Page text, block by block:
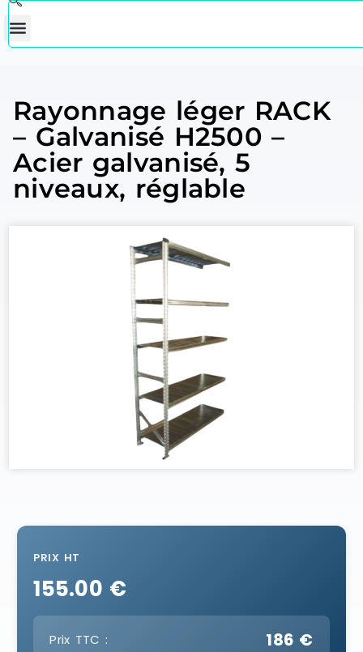
Rayonnage léger RACK
– Galvanisé H2500 –
Acier galvanisé, 5
niveaux, réglable
PRIX HT
155.00 €
Prix TTC : 186 €